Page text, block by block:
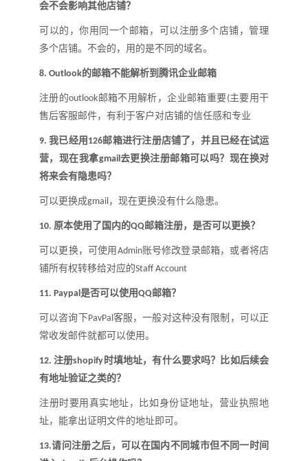
会不会影响其他店铺？
可以的，你用同一个邮箱，可以注册多个店铺，管理
多个店铺。不会的，用的是不同的域名。
8. Outlook的邮箱不能解析到腾讯企业邮箱
注册的outlook 邮箱不用解析，企业邮箱重要(主要用干
售后客服邮件，有利于客户对店铺的信任感和专业
9.我已经用 126邮箱进行注册店铺了，并且已经在试运
营，现在我拿gmail去更换注册邮箱可以吗？ 现在换对
将来会有隐患吗？
可以更换成gmail，现在更换没有什么隐患。
10. 原本使用了国内的QQ邮箱注册，是否可以更换？
可以更换，可使用 Admin账号修改登录邮箱，或者将店
铺所有权转移给对应的Staff Account
11. Paypal是否可以使用QQ邮箱？
可以咨询下PavPal客服，一般对这种没有限制，可以正
常收发邮件就都可以使用。
12.注册shopify 时填地址，有什么要求吗？ 比如后续会
有地址验证之类的？
注册时要用真实地址，比如身份证地址，营业执照地
址，能拿出证明文件的地址即可。
13.请问注册之后，可以在国内不同城市但不同一时间